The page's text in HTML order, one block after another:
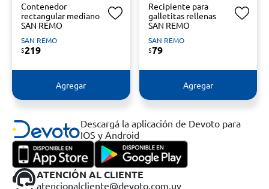
Contenedor
rectangular mediano
SAN REMO
SAN REMO
$219
Agregar
Recipiente para
galletitas rellenas
SAN REMO
SAN REMO
$79
Agregar
Descargá la aplicación de Devoto para
IOS y Android
ATENCIÓN AL CLIENTE
atencionalcliente@devoto.com.uy